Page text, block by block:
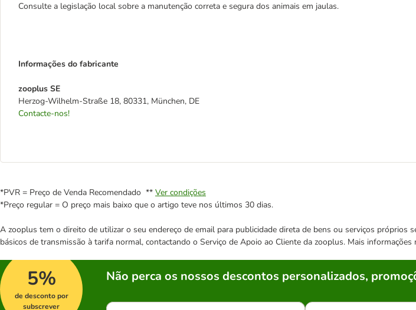
Consulte a legislação local sobre a manutenção correta e segura dos animais em jaulas.
Informações do fabricante
zooplus SE
Herzog-Wilhelm-Straße 18, 80331, München, DE
Contacte-nos!
*PVR = Preço de Venda Recomendado ** Ver condições
*Preço regular = O preço mais baixo que o artigo teve nos últimos 30 dias.
A zooplus tem o direito de utilizar o seu endereço de email para publicidade direta de bens ou serviços
básicos de transmissão à tarifa normal, contactando o Serviço de Apoio ao Cliente da zooplus. Mais informações
5%
de desconto por
subscrever
Não perca os nossos descontos personalizados,